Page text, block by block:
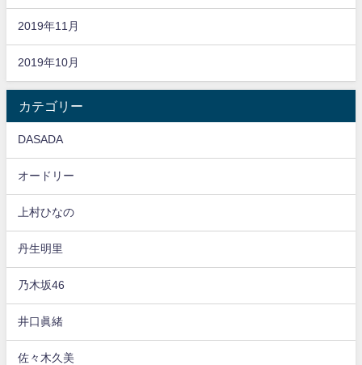
2019年11月
2019年10月
カテゴリー
DASADA
オードリー
上村ひなの
丹生明里
乃木坂46
井口眞緒
佐々木久美